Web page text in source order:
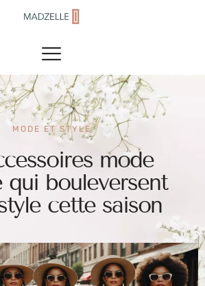
MODE ET STYLE
mode
qui bouleversent
cette saison